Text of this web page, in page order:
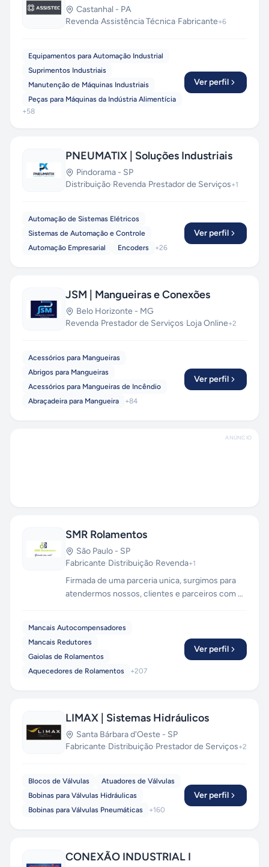
Castanhal - PA
Revenda·Assistência Técnica·Fabricante+6
Equipamentos para Automação Industrial
Suprimentos Industriais
Manutenção de Máquinas Industriais
Peças para Máquinas da Indústria Alimentícia
+58
Ver perfil
PNEUMATIX | Soluções Industriais
Pindorama - SP
Distribuição·Revenda·Prestador de Serviços+1
Automação de Sistemas Elétricos
Sistemas de Automação e Controle
Automação Empresarial
Encoders +26
Ver perfil
JSM | Mangueiras e Conexões
Belo Horizonte - MG
Revenda·Prestador de Serviços·Loja Online+2
Acessórios para Mangueiras
Abrigos para Mangueiras
Acessórios para Mangueiras de Incêndio
Abraçadeira para Mangueira
+84
Ver perfil
ANÚNCIO
SMR Rolamentos
São Paulo - SP
Fabricante·Distribuição·Revenda+1
Firmada de uma parceria unica, surgimos para
atendermos nossos, clientes e parceiros com o
promover maior qualidade no mercado de peças
de reposição para a industria.
Mancais Autocompensadores
Mancais Redutores
Gaiolas de Rolamentos
Aquecedores de Rolamentos
+207
Ver perfil
LIMAX | Sistemas Hidráulicos
Santa Bárbara d'Oeste - SP
Fabricante·Distribuição·Prestador de Serviços+2
Blocos de Válvulas
Atuadores de Válvulas
Bobinas para Válvulas Hidráulicas
Bobinas para Válvulas Pneumáticas
+160
Ver perfil
CONEXÃO INDUSTRIAL I